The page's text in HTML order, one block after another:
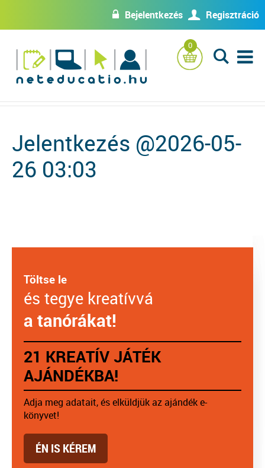
w Bejelentkezés U Regisztráció
0
L
Jelentkezés @2026-05-
26 03:03
Töltse le
és tegye kreatívvá
a tanórákat!
21 KREATÍV JÁTÉK
AJÁNDÉKBA!
Adja meg adatait, és elküldjük az ajándék e-
könyvet!
ÉN IS KÉREM